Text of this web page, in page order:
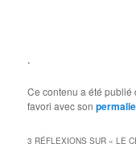
.
Ce contenu a été publié
favori avec son
3 RÉFLEXIONS SUR «LE